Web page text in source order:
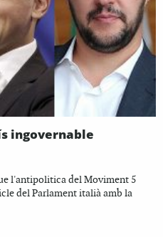
ingovernable
l'antipolitica del Moviment 5
del Parlament italià amb la